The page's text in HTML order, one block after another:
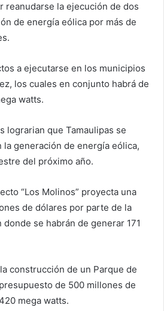
reanudarse la ejecución de dos
de energía eólica por más de
a ejecutarse en los municipios
los cuales en conjunto habrá de
watts.
lograrian que Tamaulipas se
la generación de energía eólica,
del próximo año.
“Los Molinos” proyecta una
de dólares por parte de la
se habrán de generar 171
construcción de un Parque de
de 500 millones de
mega watts.